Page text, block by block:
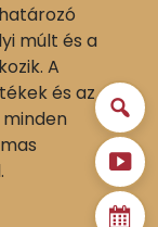
múlt és a
A
és az